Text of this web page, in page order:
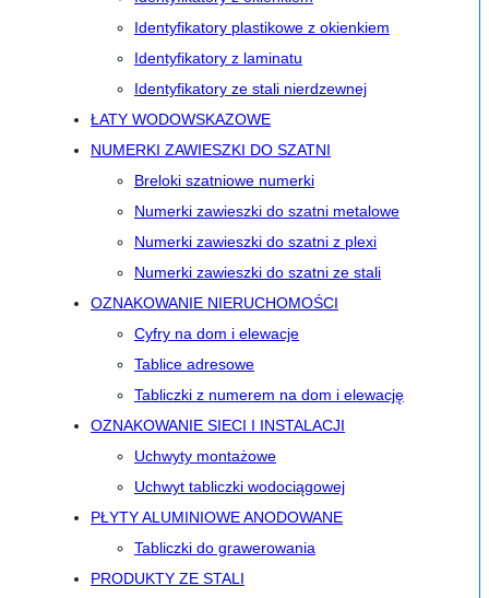
Identyfikatory plastikowe z okienkiem
Identyfikatory z laminatu
Identyfikatory ze stali nierdzewnej
ŁATY WODOWSKAZOWE
NUMERKI ZAWIESZKI DO SZATNI
Breloki szatniowe numerki
Numerki zawieszki do szatni metalowe
Numerki zawieszki do szatni z plexi
Numerki zawieszki do szatni ze stali
OZNAKOWANIE NIERUCHOMOŚCI
Cyfry na dom i elewacje
Tablice adresowe
Tabliczki z numerem na dom i elewację
OZNAKOWANIE SIECI I INSTALACJI
Uchwyty montażowe
Uchwyt tabliczki wodociągowej
PŁYTY ALUMINIOWE ANODOWANE
Tabliczki do grawerowania
PRODUKTY ZE STALI